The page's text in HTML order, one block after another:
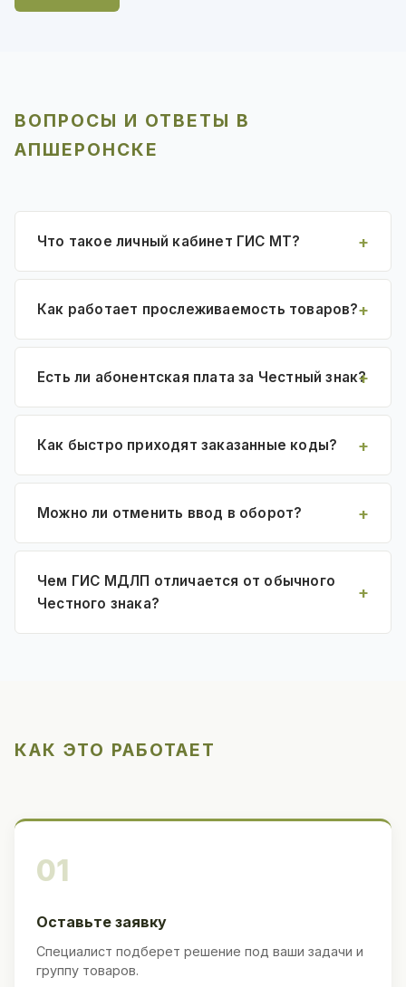
ВОПРОСЫ И ОТВЕТЫ В
АПШЕРОНСКЕ
Что такое личный кабинет ГИС МТ?
Как работает прослеживаемость товаров?
Есть ли абонентская плата за Честный знак?
Как быстро приходят заказанные коды?
Можно ли отменить ввод в оборот?
Чем ГИС МДЛП отличается от обычного
Честного знака?
КАК ЭТО РАБОТАЕТ
01
Оставьте заявку
Специалист подберет решение под ваши задачи и
группу товаров.